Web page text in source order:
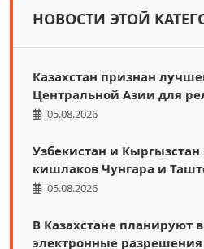
НОВОСТИ ЭТОЙ
Казахстан признан
Центральной Азии для
05.08.2026
Узбекистан и
кишлаков Чунгара и
05.08.2026
В Казахстане планируют
электронные разрешения